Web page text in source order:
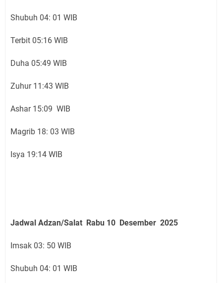
Shubuh 04: 01 WIB
Terbit 05:16 WIB
Duha 05:49 WIB
Zuhur 11:43 WIB
Ashar 15:09 WIB
Magrib 18: 03 WIB
Isya 19:14 WIB
Jadwal Adzan/Salat Rabu 10 Desember 2025
Imsak 03: 50 WIB
Shubuh 04: 01 WIB